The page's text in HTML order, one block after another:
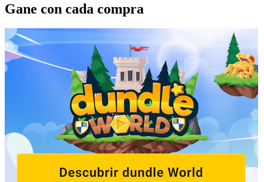
Gane con cada compra